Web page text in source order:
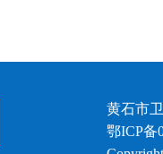
黄石市
鄂ICP备